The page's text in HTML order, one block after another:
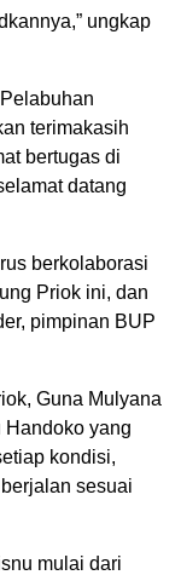
ungkap
terimakasih
bertugas di
datang
berkolaborasi
Priok ini, dan
pimpinan BUP
Guna Mulyana
Handoko yang
kondisi,
sesuai
mulai dari